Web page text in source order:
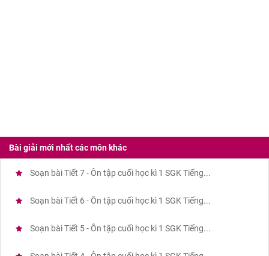
Bài giải mới nhất các môn khác
Soạn bài Tiết 7 - Ôn tập cuối học kì 1 SGK Tiếng...
Soạn bài Tiết 6 - Ôn tập cuối học kì 1 SGK Tiếng...
Soạn bài Tiết 5 - Ôn tập cuối học kì 1 SGK Tiếng...